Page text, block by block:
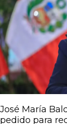
José María
pedido para